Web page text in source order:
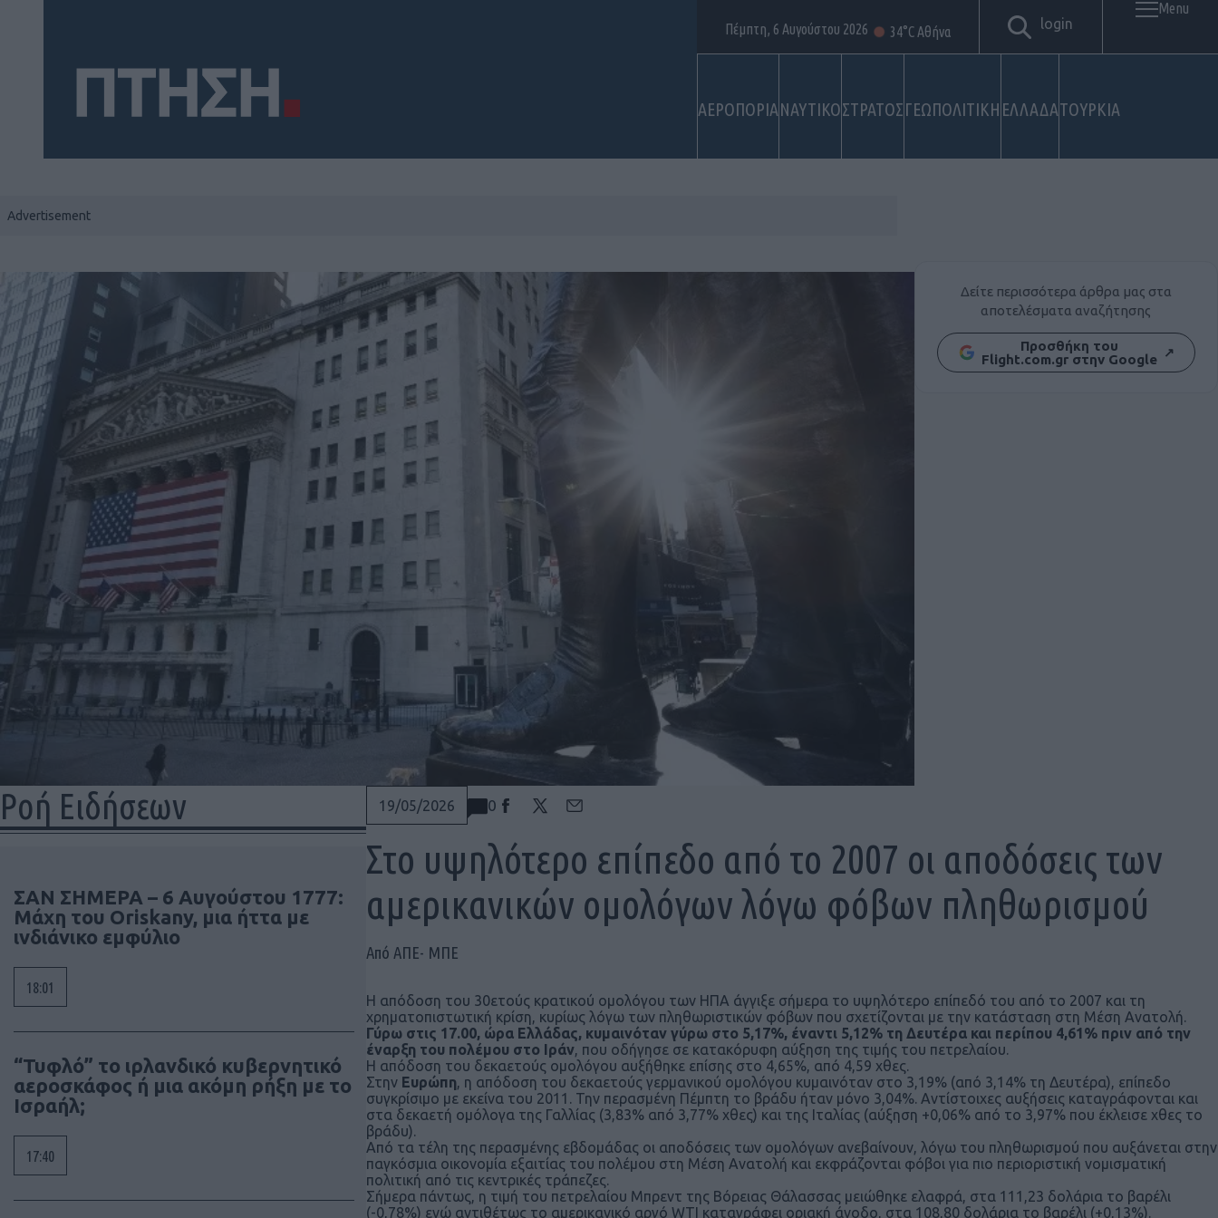
ΑΕΡΟΠΟΡΙΑΝΑΥΤΙΚΟΣΤΡΑΤΟΣΓΕΩΠΟΛΙΤΙΚΗ ΕΛΛΑΔΑΤΟΥΡΚΙΑ
Πέμπτη, 6 Αυγούστου 2026 34°C Αθήνα login
Menu
Ροή Ειδήσεων
ΣΑΝ ΣΗΜΕΡΑ – 6 Αυγούστου 1777:
Μάχη του Oriskany, μια ήττα με
ινδιάνικο εμφύλιο
18:01
“Τυφλό” το ιρλανδικό κυβερνητικό
αεροσκάφος ή μια ακόμη ρήξη με το
Ισραήλ;
17:40
Δείτε περισσότερα άρθρα μας στα
αποτελέσματα αναζήτησης
Προσθήκη του
Flight.com.gr στην Google ↗
19/05/2026 0
Στο υψηλότερο επίπεδο από το 2007 οι αποδόσεις των
αμερικανικών ομολόγων λόγω φόβων πληθωρισμού
Από ΑΠΕ- ΜΠΕ
Η απόδοση του 30ετούς κρατικού ομολόγου των ΗΠΑ άγγιξε σήμερα το υψηλότερο επίπεδό του από το 2007 και τη
χρηματοπιστωτική κρίση, κυρίως λόγω των πληθωριστικών φόβων που σχετίζονται με την κατάσταση στη Μέση Ανατολή.
Γύρω στις 17.00, ώρα Ελλάδας, κυμαινόταν γύρω στο 5,17%, έναντι 5,12% τη Δευτέρα και περίπου 4,61% πριν από την
έναρξη του πολέμου στο Ιράν, που οδήγησε σε κατακόρυφη αύξηση της τιμής του πετρελαίου.
Η απόδοση του δεκαετούς ομολόγου αυξήθηκε επίσης στο 4,65%, από 4,59 χθες.
Στην Ευρώπη, η απόδοση του δεκαετούς γερμανικού ομολόγου κυμαινόταν στο 3,19% (από 3,14% τη Δευτέρα), επίπεδο
συγκρίσιμο με εκείνα του 2011. Την περασμένη Πέμπτη το βράδυ ήταν μόνο 3,04%. Αντίστοιχες αυξήσεις καταγράφονται και
στα δεκαετή ομόλογα της Γαλλίας (3,83% από 3,77% χθες) και της Ιταλίας (αύξηση +0,06% από το 3,97% που έκλεισε χθες το
βράδυ).
Από τα τέλη της περασμένης εβδομάδας οι αποδόσεις των ομολόγων ανεβαίνουν, λόγω του πληθωρισμού που αυξάνεται στην
παγκόσμια οικονομία εξαιτίας του πολέμου στη Μέση Ανατολή και εκφράζονται φόβοι για πιο περιοριστική νομισματική
πολιτική από τις κεντρικές τράπεζες.
Σήμερα πάντως, η τιμή του πετρελαίου Μπρεντ της Βόρειας Θάλασσας μειώθηκε ελαφρά, στα 111,23 δολάρια το βαρέλι
(-0,78%) ενώ αντιθέτως το αμερικανικό αργό WTI καταγράφει οριακή άνοδο, στα 108,80 δολάρια το βαρέλι (+0,13%).